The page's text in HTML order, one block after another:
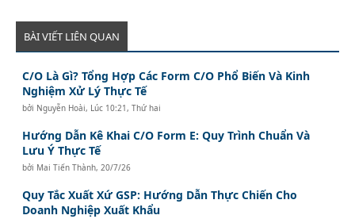
BÀI VIẾT LIÊN QUAN
C/O Là Gì? Tổng Hợp Các Form C/O Phổ Biến Và Kinh
Nghiệm Xử Lý Thực Tế
bởi Nguyễn Hoài, Lúc 10:21, Thứ hai
Hướng Dẫn Kê Khai C/O Form E: Quy Trình Chuẩn Và
Lưu Ý Thực Tế
bởi Mai Tiến Thành,20/7/26
Quy Tắc Xuất Xứ GSP: Hướng Dẫn Thực Chiến Cho
Doanh Nghiệp Xuất Khẩu